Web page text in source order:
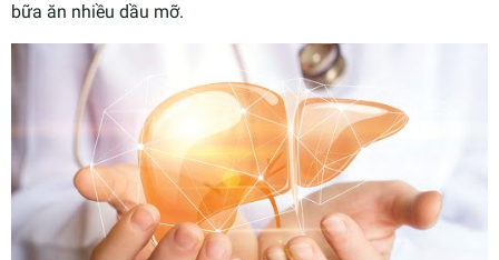
bữa ăn nhiều dầu mỡ.